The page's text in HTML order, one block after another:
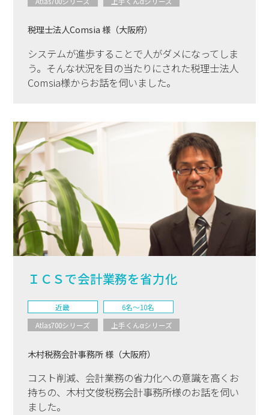
税理士法人Comsia 様（大阪府）
システムが進歩することで人がダメになってしま
う。そんな状況を目の当たりにされた税理士法人
Comsia様からお話を伺いました。
ＩＣＳで会計業務を省力化
近畿
6名〜10名
Atlas700シリーズ
上手くんαシリーズ
木村税務会計事務所 様（大阪府）
コスト削減、会計業務の省力化への意識を高くお
持ちの、木村文俊税務会計事務所様のお話を伺い
ました。